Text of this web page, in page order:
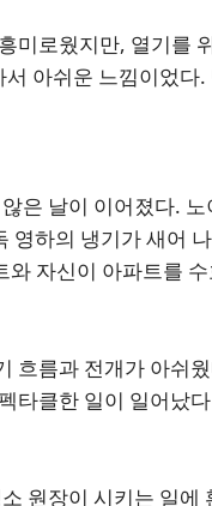
미로웠지만, 열기를
아쉬운 느낌이었다
은 날이 이어졌다.
영하의 냉기가 새어
와 자신이 아파트를
흐름과 전개가 아쉬
타클한 일이 일어났
원장이 시키는 일에